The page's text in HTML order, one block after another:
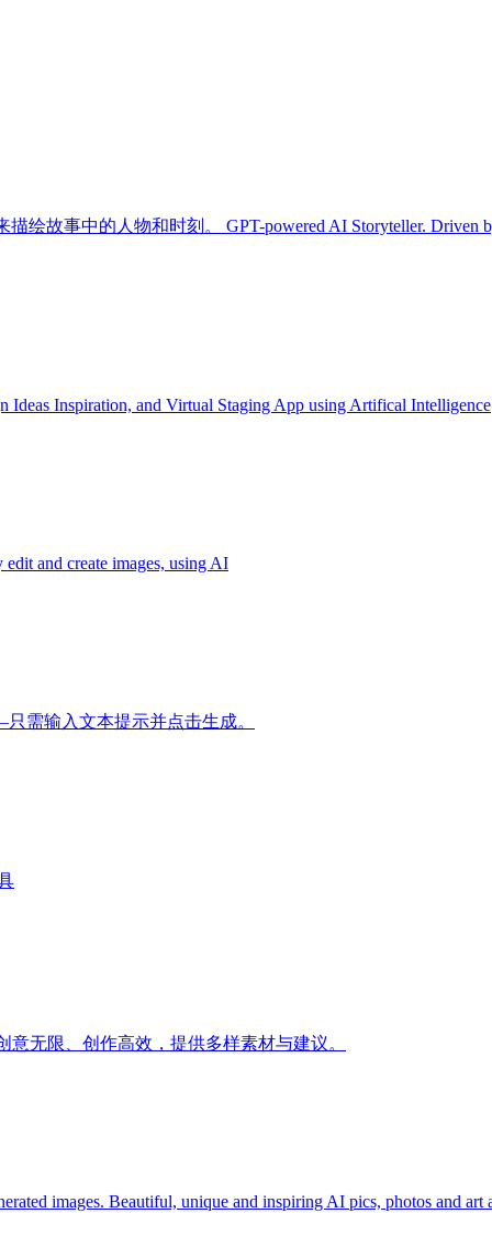
故事中的人物和时刻。 GPT-powered AI Storyteller. Driven by
Inspiration, and Virtual Staging App using Artifical Intelligence
and create images, using AI
需输入文本提示并点击生成。
无限、创作高效，提供多样素材与建议。
images. Beautiful, unique and inspiring AI pics, photos and